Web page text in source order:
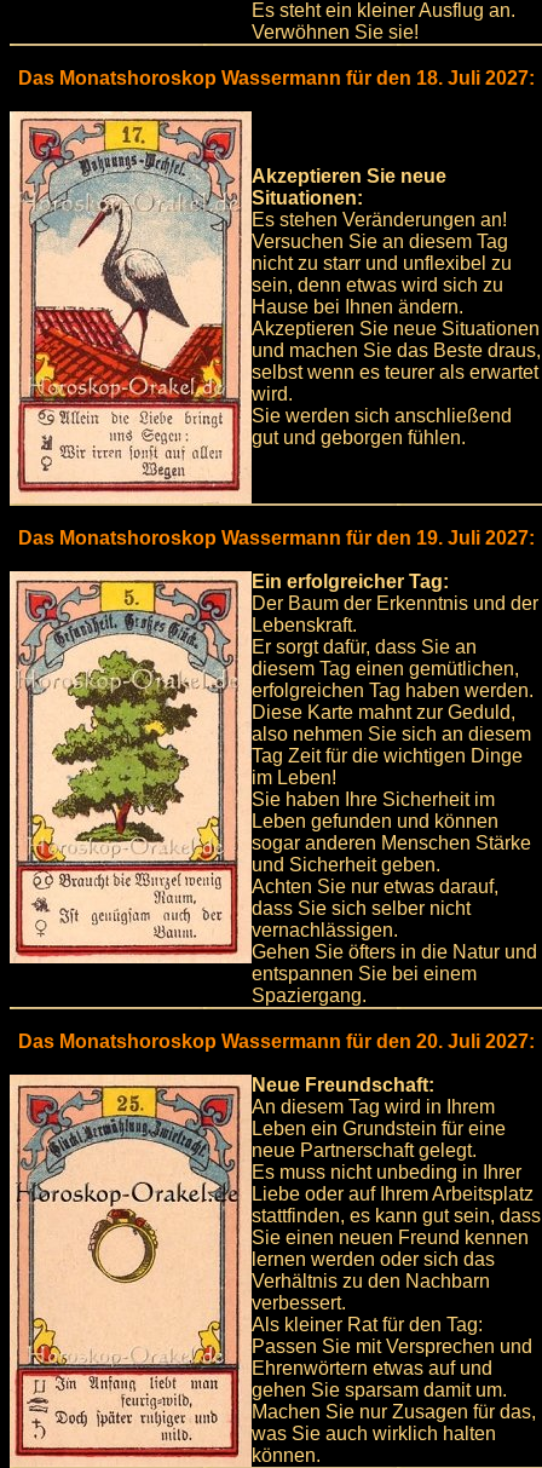
Es steht ein kleiner Ausflug an.
Verwöhnen Sie sie!
Das Monatshoroskop Wassermann für den 18. Juli 2027:
Akzeptieren Sie neue
Situationen:
Es stehen Veränderungen an!
Versuchen Sie an diesem Tag
nicht zu starr und unflexibel zu
sein, denn etwas wird sich zu
Hause bei Ihnen ändern.
Akzeptieren Sie neue Situationen
und machen Sie das Beste draus,
selbst wenn es teurer als erwartet
wird.
Sie werden sich anschließend
gut und geborgen fühlen.
Das Monatshoroskop Wassermann für den 19. Juli 2027:
Ein erfolgreicher Tag:
Der Baum der Erkenntnis und der
Lebenskraft.
Er sorgt dafür, dass Sie an
diesem Tag einen gemütlichen,
erfolgreichen Tag haben werden.
Diese Karte mahnt zur Geduld,
also nehmen Sie sich an diesem
Tag Zeit für die wichtigen Dinge
im Leben!
Sie haben Ihre Sicherheit im
Leben gefunden und können
sogar anderen Menschen Stärke
und Sicherheit geben.
Achten Sie nur etwas darauf,
dass Sie sich selber nicht
vernachlässigen.
Gehen Sie öfters in die Natur und
entspannen Sie bei einem
Spaziergang.
Das Monatshoroskop Wassermann für den 20. Juli 2027:
Neue Freundschaft:
An diesem Tag wird in Ihrem
Leben ein Grundstein für eine
neue Partnerschaft gelegt.
Es muss nicht unbeding in Ihrer
Liebe oder auf Ihrem Arbeitsplatz
stattfinden, es kann gut sein, dass
Sie einen neuen Freund kennen
lernen werden oder sich das
Verhältnis zu den Nachbarn
verbessert.
Als kleiner Rat für den Tag:
Passen Sie mit Versprechen und
Ehrenwörtern etwas auf und
gehen Sie sparsam damit um.
Machen Sie nur Zusagen für das,
was Sie auch wirklich halten
können.